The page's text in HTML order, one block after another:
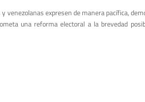
venezolanas expresen de manera pacífica,
una reforma electoral a la brevedad